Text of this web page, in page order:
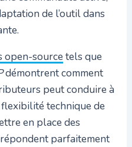
de l’outil dans
open-sourcetels que
démontrent comment
peut conduire à
technique de
en place des
parfaitement